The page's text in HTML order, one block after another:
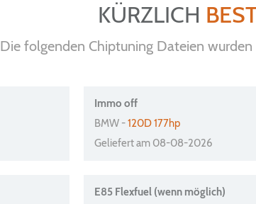
KÜRZLICH
Die folgenden Chiptuning Dateien
Immo off
BMW -120D 177hp
Geliefert am 08-08-2026
E85 Flexfuel (wenn möglich)